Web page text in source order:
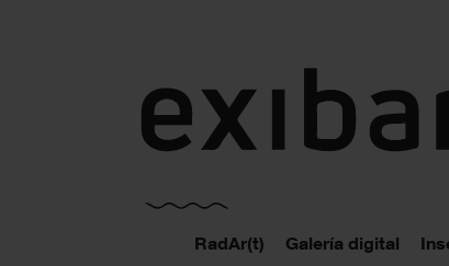
RadAr(t) Galería digital